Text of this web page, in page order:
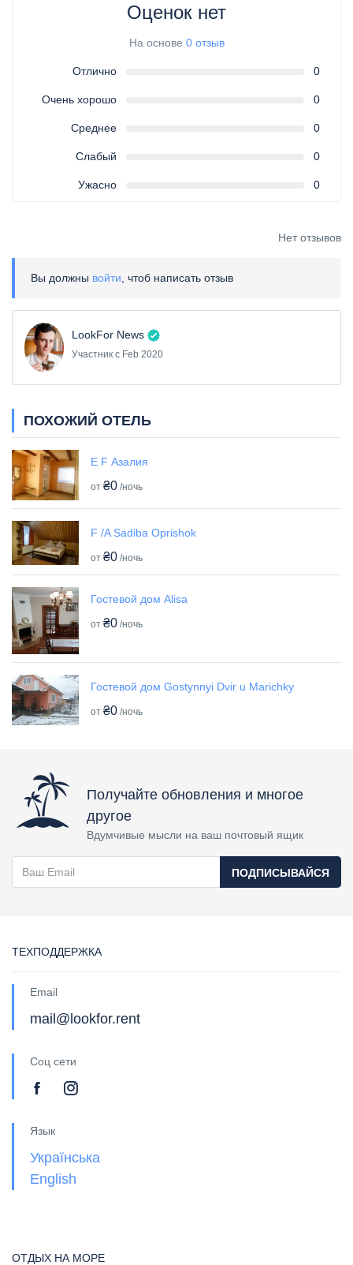
Оценок нет
На основе 0 отзыв
Отлично 0
Очень хорошо 0
Среднее 0
Слабый 0
Ужасно 0
Нет отзывов
Вы должны войти , чтоб написать отзыв
LookFor News
Участник с Feb 2020
ПОХОЖИЙ ОТЕЛЬ
E F Азалия
от ₴0 /ночь
F /A Sadiba Oprishok
от ₴0 /ночь
Гостевой дом Alisa
от ₴0 /ночь
Гостевой дом Gostynnyi Dvir u Marichky
от ₴0 /ночь
Получайте обновления и многое
другое
Вдумчивые мысли на ваш почтовый ящик
ПОДПИСЫВАЙСЯ
ТЕХПОДДЕРЖКА
Email
mail@lookfor.rent
Соц сети
Язык
Українська
English
ОТДЫХ НА МОРЕ